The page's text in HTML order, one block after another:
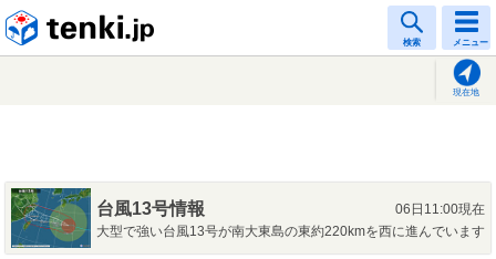
検索 メニュー
現在地
台風13号情報
06日11:00現在
大型で強い台風13号が南大東島の東約220kmを西に進んでいます